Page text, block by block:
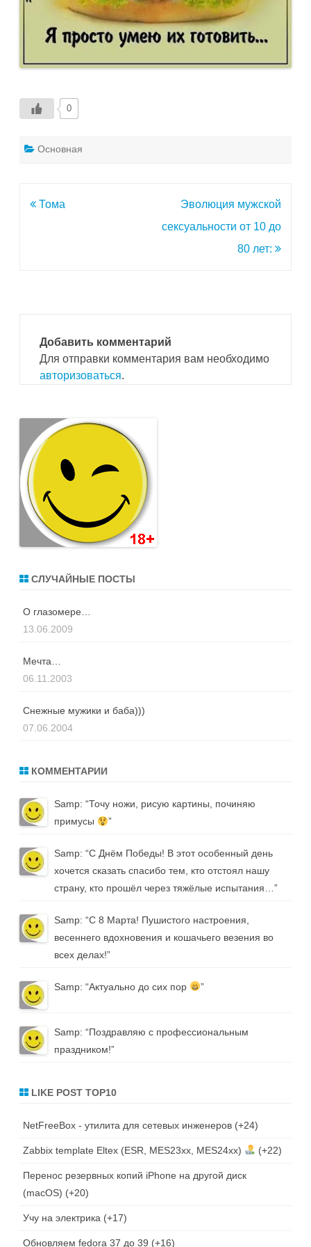
0
Основная
Навигация
Тома
Эволюция мужской
сексуальности от 10 до
80 лет:
Добавить комментарий
Для отправки комментария вам необходимо
авторизоваться.
СЛУЧАЙНЫЕ ПОСТЫ
О глазомере…
13.06.2009
Мечта…
06.11.2003
Снежные мужики и баба)))
07.06.2004
КОММЕНТАРИИ
Samp: “Точу ножи, рисую картины, починяю
примусы
”
Samp: “С Днём Победы! В этот особенный день
хочется сказать спасибо тем, кто отстоял нашу
страну, кто прошёл через тяжёлые испытания… ”
Samp: “С 8 Марта! Пушистого настроения,
весеннего вдохновения и кошачьего везения во
всех делах!”
Samp: “Актуально до сих пор ”
Samp: “Поздравляю с профессиональным
праздником!”
LIKE POST TOP10
NetFreeBox - утилита для сетевых инженеров +24
Zabbix template Eltex (ESR, MES23xx, MES24xx) +22
Перенос резервных копий iPhone на другой диск
(macOS)
+20
Учу на электрика +17
Обновляем fedora 37 до 39 +16